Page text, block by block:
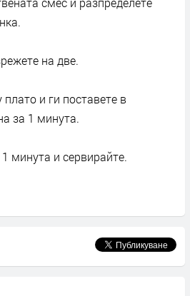
на две.
и ги поставете в
за 1 минута.
минута и сервирайте.